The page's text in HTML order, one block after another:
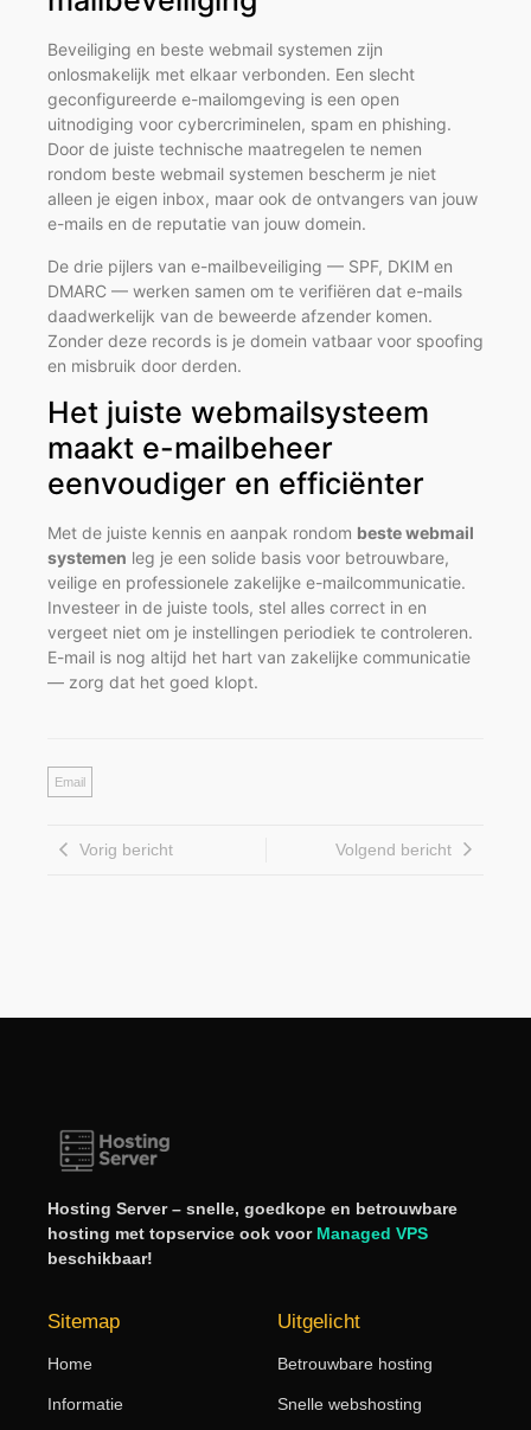
Beveiliging en beste webmail systemen zijn
onlosmakelijk met elkaar verbonden. Een slecht
geconfigureerde e-mailomgeving is een open
uitnodiging voor cybercriminelen, spam en phishing.
Door de juiste technische maatregelen te nemen
rondom beste webmail systemen bescherm je niet
alleen je eigen inbox, maar ook de ontvangers van jouw
e-mails en de reputatie van jouw domein.
De drie pijlers van e-mailbeveiliging — SPF, DKIM en
DMARC — werken samen om te verifiëren dat e-mails
daadwerkelijk van de beweerde afzender komen.
Zonder deze records is je domein vatbaar voor spoofing
en misbruik door derden.
Het juiste webmailsysteem
maakt e-mailbeheer
eenvoudiger en efficiënter
Met de juiste kennis en aanpak rondom beste webmail
systemen leg je een solide basis voor betrouwbare,
veilige en professionele zakelijke e-mailcommunicatie.
Investeer in de juiste tools, stel alles correct in en
vergeet niet om je instellingen periodiek te controleren.
E-mail is nog altijd het hart van zakelijke communicatie
— zorg dat het goed klopt.
Email
Vorig bericht Volgend bericht
Hosting Server – snelle, goedkope en betrouwbare
hosting met topservice ook voor Managed VPS
beschikbaar!
Sitemap
Home
Informatie
Uitgelicht
Betrouwbare hosting
Snelle webshosting